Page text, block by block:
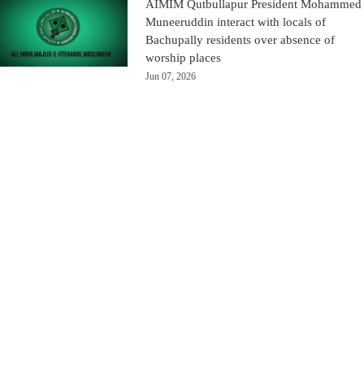
AIMIM Qutbullapur President Mohammed
Muneeruddin interact with locals of
Bachupally residents over absence of
worship places
Jun 07, 2026